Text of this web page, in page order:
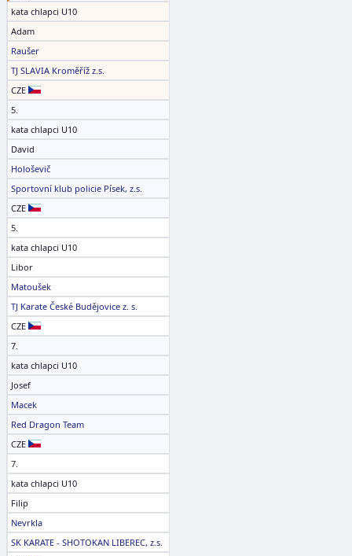
kata chlapci U10
Adam
Raušer
TJ SLAVIA Kroměříž z.s.
CZE
5.
kata chlapci U10
David
Hološevič
Sportovní klub policie Písek, z.s.
CZE
5.
kata chlapci U10
Libor
Matoušek
TJ Karate České Budějovice z. s.
CZE
7.
kata chlapci U10
Josef
Macek
Red Dragon Team
CZE
7.
kata chlapci U10
Filip
Nevrkla
SK KARATE - SHOTOKAN LIBEREC, z.s.